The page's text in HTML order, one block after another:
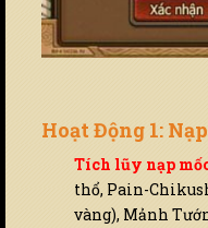
Hoạt Động 1:
Tích lũy nạp
thổ, Pain-
vàng), Mảnh